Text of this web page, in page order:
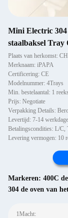
Mini Electric 304
staalbaksel Tray
Plaats van herkomst:
Merknaam: iPAPA
Certificering: CE
Modelnummer: 4Trays
Min. bestelaantal: 1
Prijs: Negotiate
Verpakking Details:
Levertijd: 7-14
Betalingscondities: L/C,
Levering vermogen: 10
Markeren: 400C
304 de oven van
1Macht: